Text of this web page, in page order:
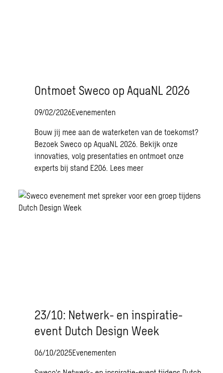
Ontmoet Sweco op AquaNL 2026
09/02/2026Evenementen
Bouw jij mee aan de waterketen van de toekomst?
Bezoek Sweco op AquaNL 2026. Bekijk onze
innovaties, volg presentaties en ontmoet onze
experts bij stand E206. Lees meer
23/10: Netwerk- en inspiratie-
event Dutch Design Week
06/10/2025Evenementen